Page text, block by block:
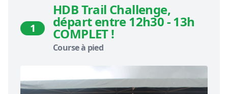
1
HDB Trail Challenge,
départ entre 12h30 - 13h
COMPLET !
Course à pied